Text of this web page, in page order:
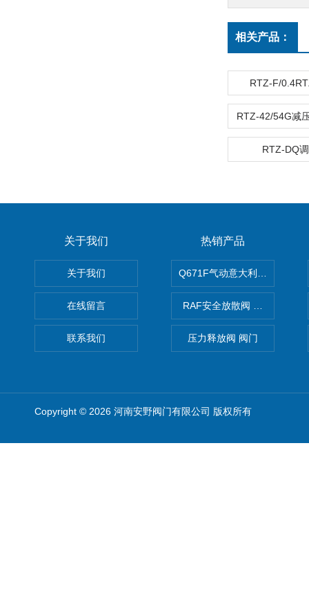
相关产品：
RTZ-F/
RTZ-DQ
关于我们
关于我们
在线留言
联系我们
热销产品
Q671F气动意大利式薄型球阀
RAF安全放散阀 阀生产
压力释放阀 阀门
Copyright © 2026 河南安野阀门有限公司 版权所有